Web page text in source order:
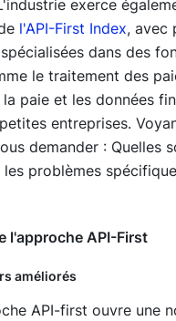
exerce
l'API-First Index, avec
dans des
le traitement des
paie et les données
entreprises.
demander : Quelles
problèmes
l'approche API-First
améliorés
API-first ouvre une